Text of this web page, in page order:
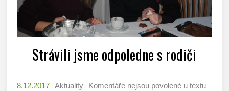
Strávili jsme odpoledne s rodiči
8.12.2017 Aktuality Komentáře nejsou povolené u textu